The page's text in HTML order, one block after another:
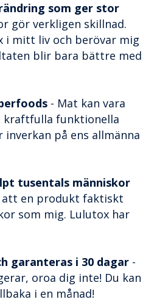
som ger stor
gör verkligen skillnad.
i mitt liv och berövar mig
blir bara bättre med
- Mat kan vara
kraftfulla funktionella
inverkan på ens allmänna
tusentals människor
att en produkt faktiskt
som mig. Lulutox har
garanteras i 30 dagar -
oroa dig inte! Du kan
i en månad!